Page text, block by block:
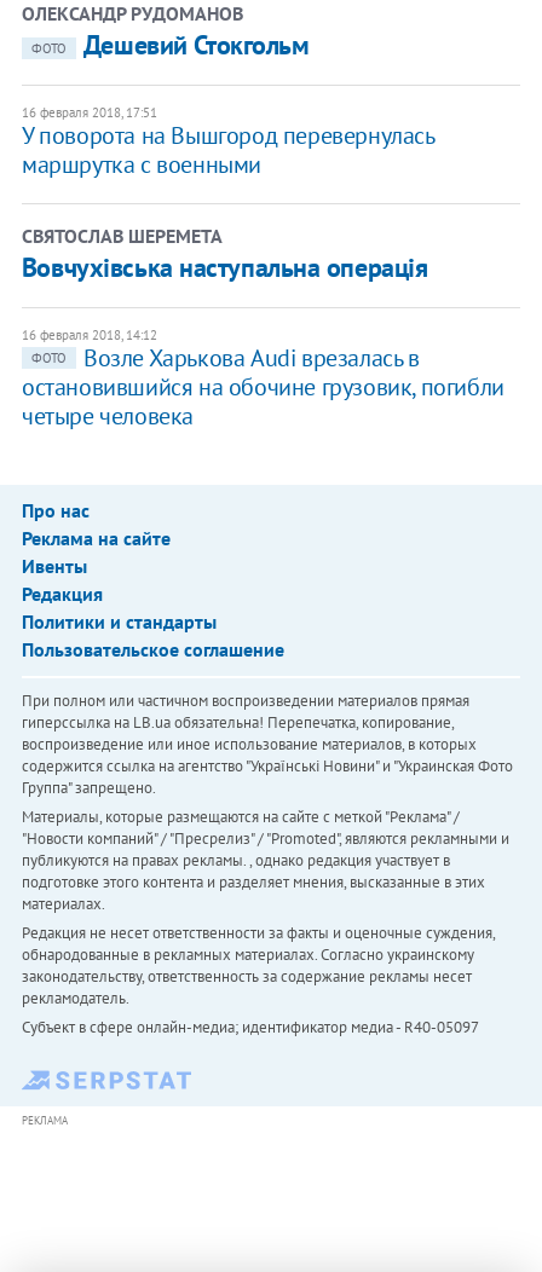
ОЛЕКСАНДР РУДОМАНОВ
ФОТО Дешевий Стокгольм
16 февраля 2018, 17:51
У поворота на Вышгород перевернулась
маршрутка с военными
СВЯТОСЛАВ ШЕРЕМЕТА
Вовчухівська наступальна операція
16 февраля 2018, 14:12
ФОТО
Возле Харькова Audi врезалась в
остановившийся на обочине грузовик, погибли
четыре человека
Про нас
Реклама на сайте
Ивенты
Редакция
Политики и стандарты
Пользовательское соглашение
При полном или частичном воспроизведении материалов прямая
гиперссылка на LB.ua обязательна! Перепечатка, копирование,
воспроизведение или иное использование материалов, в которых
содержится ссылка на агентство "Українськi Новини" и "Украинская Фото
Группа" запрещено.
Материалы, которые размещаются на сайте с меткой "Реклама" /
"Новости компаний" / "Пресрелиз" / "Promoted", являются рекламными и
публикуются на правах рекламы. , однако редакция участвует в
подготовке этого контента и разделяет мнения, высказанные в этих
материалах.
Редакция не несет ответственности за факты и оценочные суждения,
обнародованные в рекламных материалах. Согласно украинскому
законодательству, ответственность за содержание рекламы несет
рекламодатель.
Субъект в сфере онлайн-медиа; идентификатор медиа - R40-05097
РЕКЛАМА